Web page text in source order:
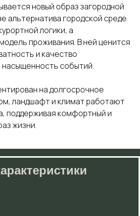
новый образ загородной
альтернатива городской среде
логики, а
проживания. В ней ценится
и качество
насыщенность событий.
на долгосрочное
ландшафт и климат работают
поддерживая комфортный и
жизни.